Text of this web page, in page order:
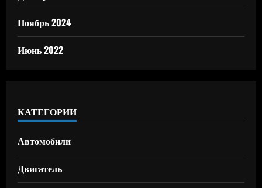
Ноябрь 2024
Июнь 2022
КАТЕГОРИИ
Автомобили
Двигатель